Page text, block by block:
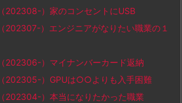
）家のコンセントにUSB
）エンジニアがなりたい職業の１
）マイナンバーカード返納
202305-）GPUは○○よりも入手困難
）本当になりたかった職業